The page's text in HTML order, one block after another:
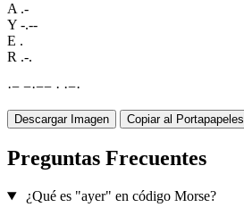
A .-
Y -.--
E .
R .-.
·− −·−− · ·−·
Descargar Imagen Copiar al Portapapeles
Preguntas Frecuentes
¿Qué es "ayer" en código Morse?